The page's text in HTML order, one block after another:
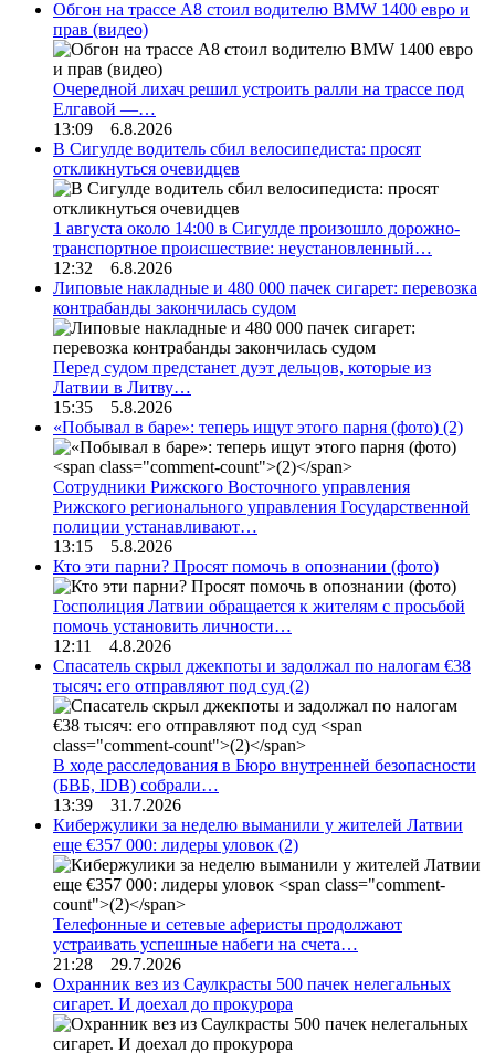
Обгон на трассе А8 стоил водителю BMW 1400 евро и
прав (видео)
Очередной лихач решил устроить ралли на трассе под
Елгавой —…
13:09 6.8.2026
В Сигулде водитель сбил велосипедиста: просят
откликнуться очевидцев
1 августа около 14:00 в Сигулде произошло дорожно-
транспортное происшествие: неустановленный…
12:32 6.8.2026
Липовые накладные и 480 000 пачек сигарет: перевозка
контрабанды закончилась судом
Перед судом предстанет дуэт дельцов, которые из
Латвии в Литву…
15:35 5.8.2026
«Побывал в баре»: теперь ищут этого парня (фото) (2)
Сотрудники Рижского Восточного управления
Рижского регионального управления Государственной
полиции устанавливают…
13:15 5.8.2026
Кто эти парни? Просят помочь в опознании (фото)
Госполиция Латвии обращается к жителям с просьбой
помочь установить личности…
12:11 4.8.2026
Спасатель скрыл джекпоты и задолжал по налогам €38
тысяч: его отправляют под суд (2)
В ходе расследования в Бюро внутренней безопасности
(БВБ, IDB) собрали…
13:39 31.7.2026
Кибержулики за неделю выманили у жителей Латвии
еще €357 000: лидеры уловок (2)
Телефонные и сетевые аферисты продолжают
устраивать успешные набеги на счета…
21:28 29.7.2026
Охранник вез из Саулкрасты 500 пачек нелегальных
сигарет. И доехал до прокурора